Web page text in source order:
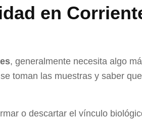
en
, generalmente necesita algo
toman las muestras y saber
o descartar el vínculo